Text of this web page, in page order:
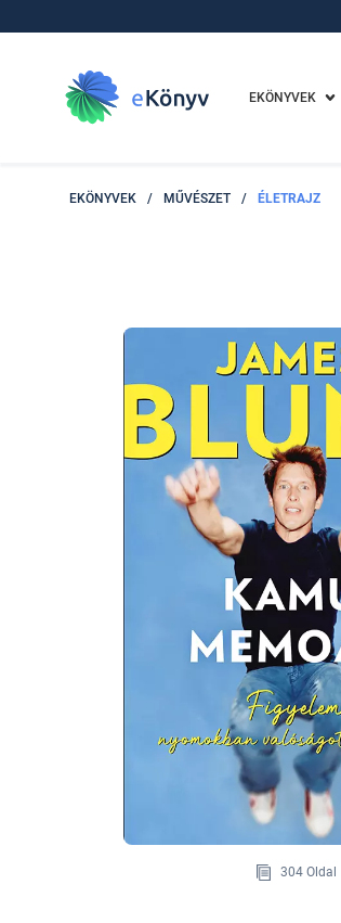
EKÖNYVEK
EKÖNYVEK / MŰVÉSZET / ÉLETRAJZ
304 Oldal